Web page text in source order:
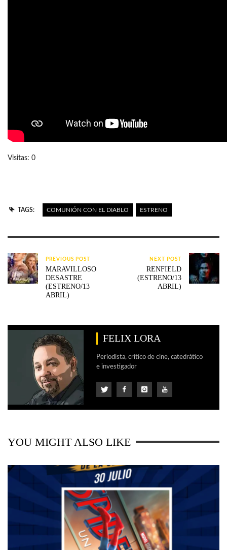
Visitas: 0
TAGS: COMUNIÓN CON EL DIABLO ESTRENO
PREVIOUS POST
MARAVILLOSO
DESASTRE
(ESTRENO/13
ABRIL)
NEXT POST
RENFIELD
(ESTRENO/13
ABRIL)
FELIX LORA
Periodista, crítico de cine, catedrático
e investigador
YOU MIGHT ALSO LIKE